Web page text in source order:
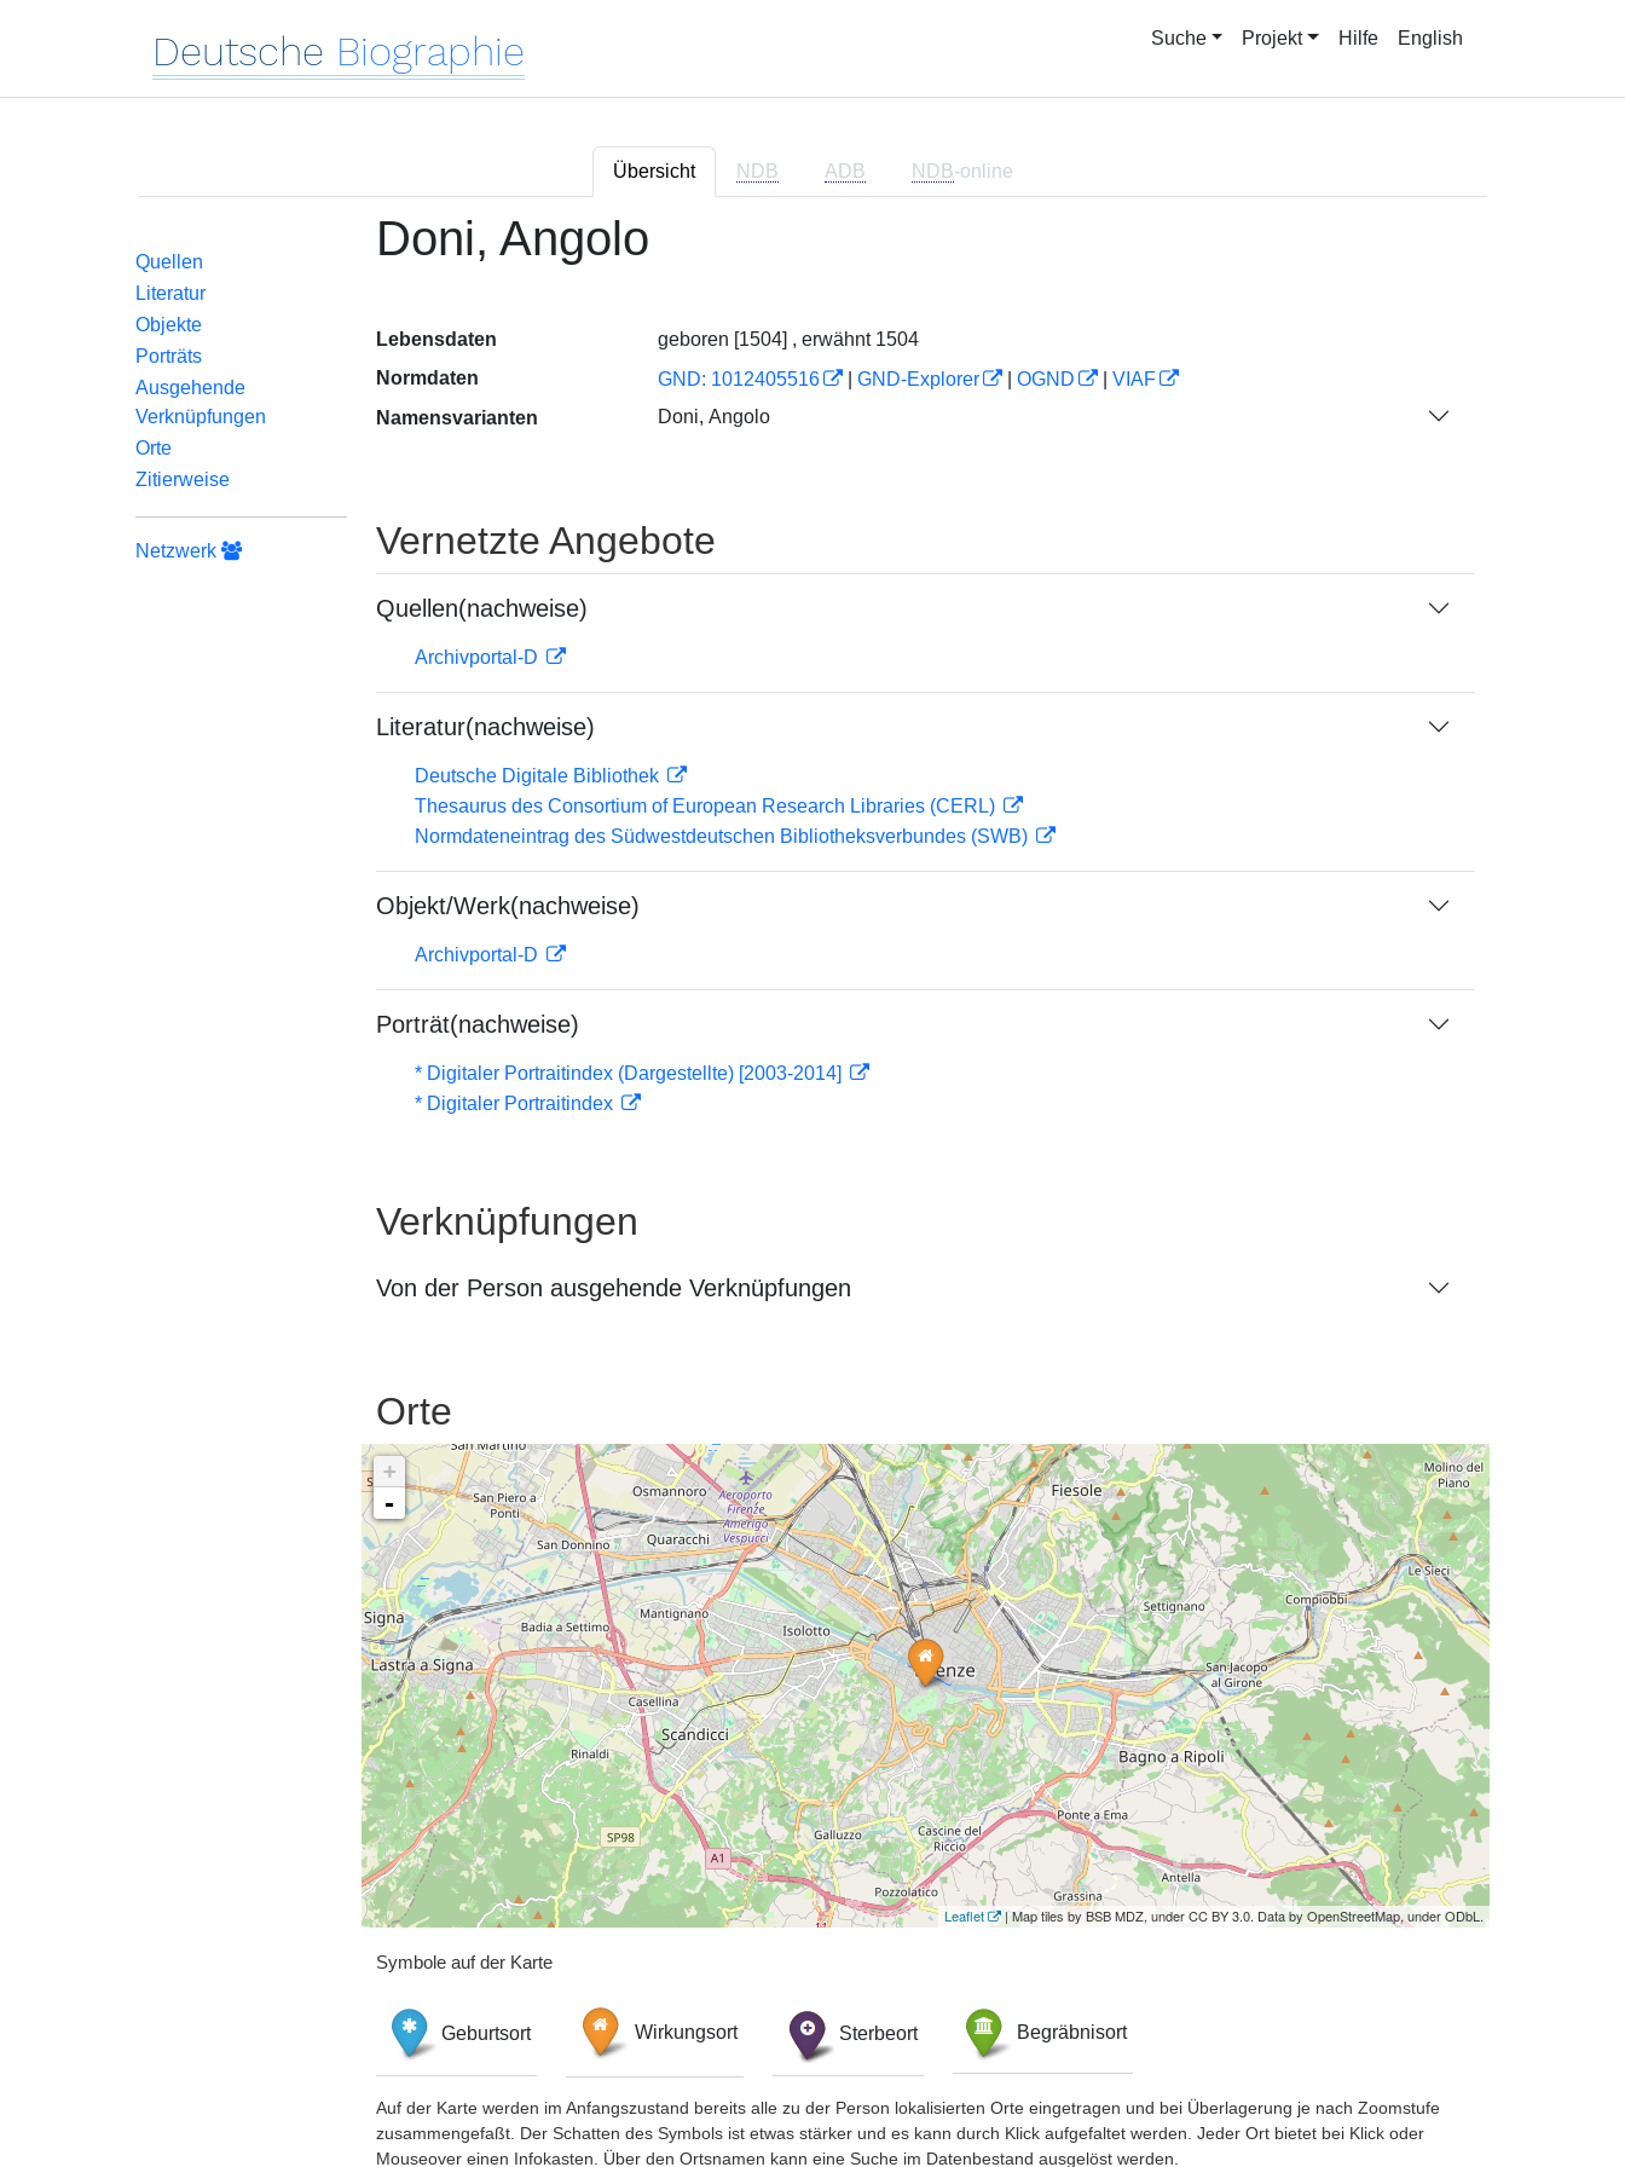
Deutsche Biographie Suche Projekt Hilfe English
Übersicht NDB ADB NDB-online
Quellen
Literatur
Objekte
Porträts
Ausgehende
Verknüpfungen
Orte
Zitierweise
Netzwerk
Doni, Angolo
Lebensdaten
geboren [1504] , erwähnt 1504
Normdaten
GND: 1012405516 GND-Explorer OGND
VIAF
Namensvarianten
Doni, Angolo
Vernetzte Angebote
Quellen(nachweise)
Archivportal-D
Literatur(nachweise)
Deutsche Digitale Bibliothek
Thesaurus des Consortium of European Research Libraries (CERL)
Normdateneintrag des Südwestdeutschen Bibliotheksverbundes (SWB)
Objekt/Werk(nachweise)
Archivportal-D
Porträt(nachweise)
* Digitaler Portraitindex (Dargestellte) [2003-2014]
* Digitaler Portraitindex
Verknüpfungen
Von der Person ausgehende Verknüpfungen
Orte
+
-
Leaflet | Map tiles by BSB MDZ, under CC BY 3.0. Data by OpenStreetMap, under ODbL.
Symbole auf der Karte
Geburtsort Wirkungsort Sterbeort Begräbnisort
Auf der Karte werden im Anfangszustand bereits alle zu der Person lokalisierten Orte eingetragen und bei Überlagerung je nach Zoomstufe
zusammengefaßt. Der Schatten des Symbols ist etwas stärker und es kann durch Klick aufgefaltet werden. Jeder Ort bietet bei Klick oder
Mouseover einen Infokasten. Über den Ortsnamen kann eine Suche im Datenbestand ausgelöst werden.